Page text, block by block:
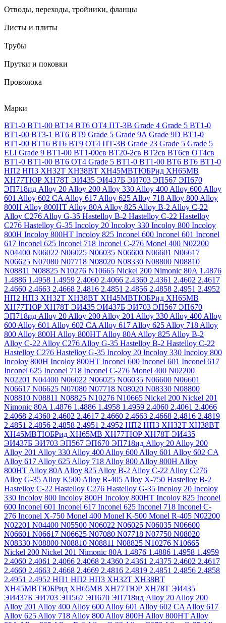
Отводы, переходы, тройники, фланцы
Листы и плиты
Трубы
Прутки и поковки
Проволока
Марки
ВТ1-0 ВТ1-00 ВТ14 ВТ6 ОТ4 ПТ-3В Grade 4 Grade 5 ВТ1-0
ВТ1-00 ВТ3-1 ВТ6 ВТ9 Grade 5 Grade 9A Grade 9D ВТ1-0
ВТ1-00 ВТ16 ВТ6 ВТ9 ОТ4 ПТ-3В Grade 23 Grade 5 Grade 5
ELI Grade 9 ВТ1-00 ВТ1-00св ВТ20-2св ВТ2св ВТ6св ОТ4св
ВТ1-0 ВТ1-00 ВТ6 ОТ4 Grade 5 ВТ1-0 ВТ1-00 ВТ6 ВТ6 ВТ1-0
НП2 НП3 ХН32Т ХН38ВТ ХН45МВТЮБРид ХН65МВ
ХН77ТЮР ХН78Т ЭИ435 ЭИ437Б ЭИ703 ЭП567 ЭП670
ЭП718ид Alloy 20 Alloy 200 Alloy 330 Alloy 400 Alloy 600 Alloy
601 Alloy 602 CA Alloy 617 Alloy 625 Alloy 718 Alloy 800 Alloy
800H Alloy 800HT Alloy 80A Alloy 825 Alloy B-2 Alloy C-22
Alloy C276 Alloy G-35 Hastelloy B-2 Hastelloy C-22 Hastelloy
C276 Hastelloy G-35 Incoloy 20 Incoloy 330 Incoloy 800 Incoloy
800H Incoloy 800HT Incoloy 825 Inconel 600 Inconel 601 Inconel
617 Inconel 625 Inconel 718 Inconel C-276 Monel 400 N02200
N04400 N06022 N06025 N06035 N06600 N06601 N06617
N06625 N07080 N07718 N08020 N08330 N08800 N08810
N08811 N08825 N10276 N10665 Nickel 200 Nimonic 80A 1.4876
1.4886 1.4958 1.4959 2.4060 2.4066 2.4360 2.4361 2.4602 2.4617
2.4660 2.4663 2.4668 2.4816 2.4851 2.4856 2.4858 2.4951 2.4952
НП2 НП3 ХН32Т ХН38ВТ ХН45МВТЮБРид ХН65МВ
ХН77ТЮР ХН78Т ЭИ435 ЭИ437Б ЭИ703 ЭП567 ЭП670
ЭП718ид Alloy 20 Alloy 200 Alloy 201 Alloy 330 Alloy 400 Alloy
600 Alloy 601 Alloy 602 CA Alloy 617 Alloy 625 Alloy 718 Alloy
800 Alloy 800H Alloy 800HT Alloy 80A Alloy 825 Alloy B-2
Alloy C-22 Alloy C276 Alloy G-35 Hastelloy B-2 Hastelloy C-22
Hastelloy C276 Hastelloy G-35 Incoloy 20 Incoloy 330 Incoloy 800
Incoloy 800H Incoloy 800HT Inconel 600 Inconel 601 Inconel 617
Inconel 625 Inconel 718 Inconel C-276 Monel 400 N02200
N02201 N04400 N06022 N06025 N06035 N06600 N06601
N06617 N06625 N07080 N07718 N08020 N08330 N08800
N08810 N08811 N08825 N10276 N10665 Nickel 200 Nickel 201
Nimonic 80A 1.4876 1.4886 1.4958 1.4959 2.4060 2.4061 2.4066
2.4068 2.4360 2.4602 2.4617 2.4660 2.4663 2.4668 2.4816 2.4819
2.4851 2.4856 2.4858 2.4951 2.4952 НП2 НП3 ХН32Т ХН38ВТ
ХН45МВТЮБРид ХН65МВ ХН77ТЮР ХН78Т ЭИ435
ЭИ437Б ЭИ703 ЭП567 ЭП670 ЭП718ид Alloy 20 Alloy 200
Alloy 201 Alloy 330 Alloy 400 Alloy 600 Alloy 601 Alloy 602 CA
Alloy 617 Alloy 625 Alloy 718 Alloy 800 Alloy 800H Alloy
800HT Alloy 80A Alloy 825 Alloy B-2 Alloy C-22 Alloy C276
Alloy G-35 Alloy K500 Alloy R-405 Alloy X-750 Hastelloy B-2
Hastelloy C-22 Hastelloy C276 Hastelloy G-35 Incoloy 20 Incoloy
330 Incoloy 800 Incoloy 800H Incoloy 800HT Incoloy 825 Inconel
600 Inconel 601 Inconel 617 Inconel 625 Inconel 718 Inconel C-
276 Inconel X-750 Monel 400 Monel K-500 Monel R-405 N02200
N02201 N04400 N05500 N06022 N06025 N06035 N06600
N06601 N06617 N06625 N07080 N07718 N07750 N08020
N08330 N08800 N08810 N08811 N08825 N10276 N10665
Nickel 200 Nickel 201 Nimonic 80A 1.4876 1.4886 1.4958 1.4959
2.4060 2.4061 2.4066 2.4068 2.4360 2.4361 2.4375 2.4602 2.4617
2.4660 2.4663 2.4668 2.4669 2.4816 2.4819 2.4851 2.4856 2.4858
2.4951 2.4952 НП1 НП2 НП3 ХН32Т ХН38ВТ
ХН45МВТЮБРид ХН65МВ ХН77ТЮР ХН78Т ЭИ435
ЭИ437Б ЭИ703 ЭП567 ЭП670 ЭП718ид Alloy 20 Alloy 200
Alloy 201 Alloy 400 Alloy 600 Alloy 601 Alloy 602 CA Alloy 617
Alloy 625 Alloy 718 Alloy 800 Alloy 800H Alloy 800HT Alloy